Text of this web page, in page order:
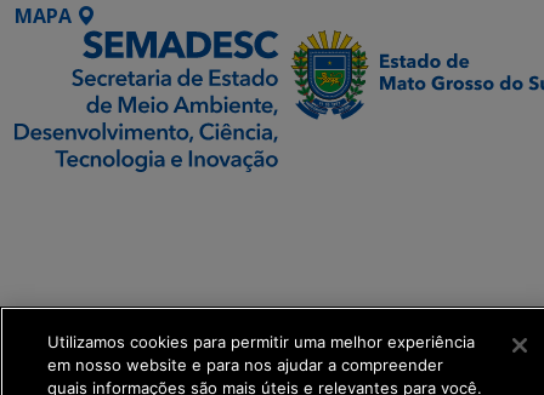
MAPA
Utilizamos cookies para permitir uma melhor experiência
em nosso website e para nos ajudar a compreender
quais informações são mais úteis e relevantes para você.